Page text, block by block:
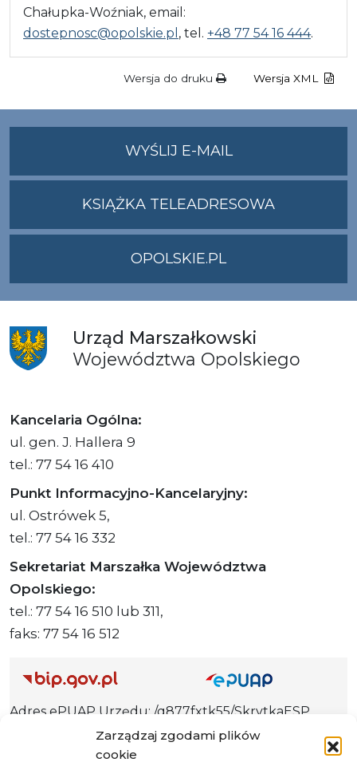
Zarządzaj zgodami plików
cookie
Chałupka-Woźniak, email:
dostepnosc@opolskie.pl , tel. +48 77 54 16 444.
Wersja do druku Wersja XML
WYŚLIJ E-MAILNA
ADRES
KSIĄŻKA TELEADRESOWA
OPOLSKIE.PL
Urząd Marszałkowski
Województwa Opolskiego
Kancelaria Ogólna:
ul. gen. J. Hallera 9
tel.: 77 54 16 410
Punkt Informacyjno-Kancelaryjny:
ul. Ostrówek 5,
tel.: 77 54 16 332
Sekretariat Marszałka Województwa
Opolskiego:
tel.: 77 54 16 510 lub 311,
faks: 77 54 16 512
Adres ePUAP Urzędu: /q877fxtk55/SkrytkaESP
Adres do e-Doręczeń
Urzędu: AE:PL-66703-73759-IGTUV-14